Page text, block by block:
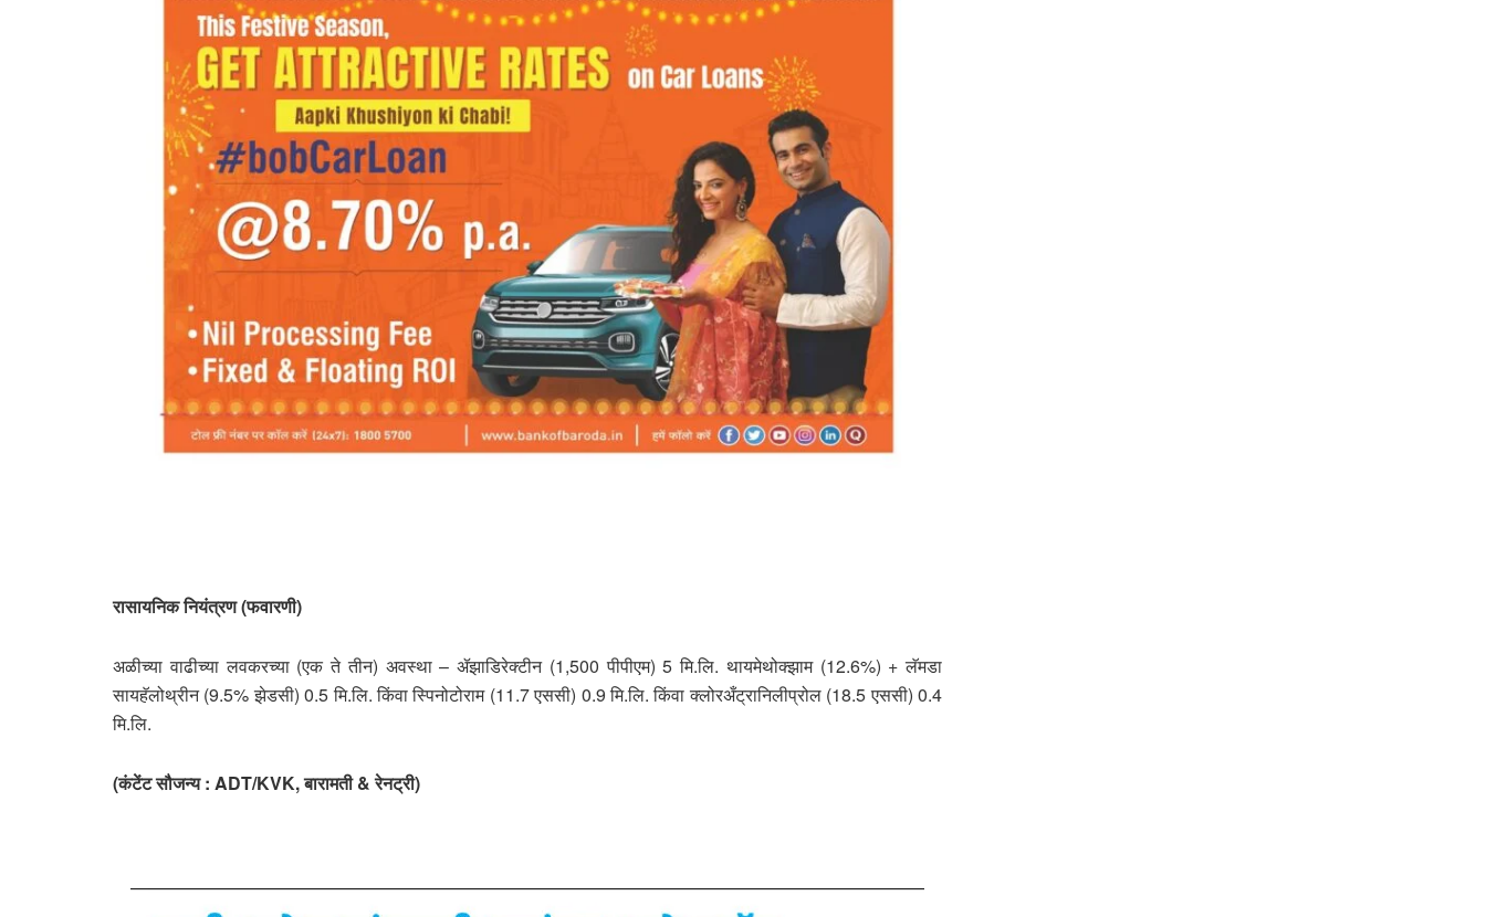
रासायनिक नियंत्रण (फवारणी)
अळीच्या वाढीच्या लवकरच्या (एक ते तीन) अवस्था – ॲझाडिरेक्टीन (1,500 पीपीएम) 5 मि.लि. थायमेथोक्झाम (12.6%) + लॅमडा
सायहॅलोथ्रीन (9.5% झेडसी) 0.5 मि.लि. किंवा स्पिनोटोराम (11.7 एससी) 0.9 मि.लि. किंवा क्लोरअँट्रानिलीप्रोल (18.5 एससी) 0.4
मि.लि.
(कंटेंट सौजन्य : ADT/KVK, बारामती & रेनट्री)